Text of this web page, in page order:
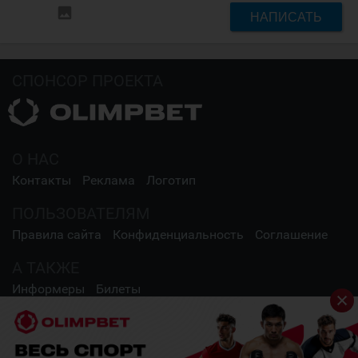
НАПИСАТЬ
Контакты Реклама Логотип
Правила сайта Конфиденциальность Соглашение
Информеры Билеты
СОЦИАЛЬНЫЕ СЕТИ